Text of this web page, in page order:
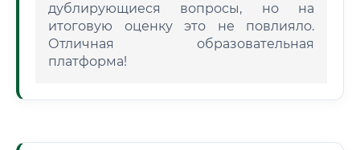
дублирующиеся вопросы, но на
итоговую оценку это не повлияло.
Отличная образовательная
платформа!